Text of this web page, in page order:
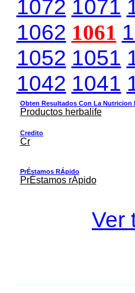
1072 1071
1062 1061
1052 1051
1042 1041
Obten Resultados Con La Nutricion
Productos herbalife
Credito
Cr
PrÉstamos RÁpido
PrÉstamos rÁpido
Ver